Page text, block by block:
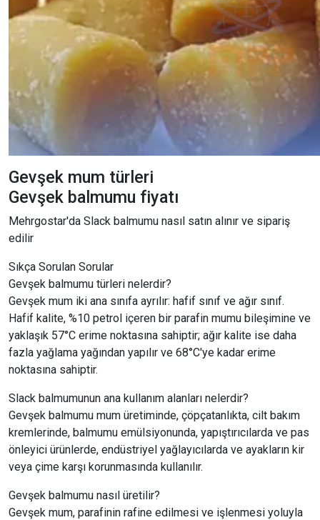
Gevşek mum türleri
Gevşek balmumu fiyatı
Mehrgostar'da Slack balmumu nasıl satın alınır ve sipariş
edilir
Sıkça Sorulan Sorular
Gevşek balmumu türleri nelerdir?
Gevşek mum iki ana sınıfa ayrılır: hafif sınıf ve ağır sınıf.
Hafif kalite, %10 petrol içeren bir parafin mumu bileşimine ve
yaklaşık 57°C erime noktasına sahiptir; ağır kalite ise daha
fazla yağlama yağından yapılır ve 68°C'ye kadar erime
noktasına sahiptir.
Slack balmumunun ana kullanım alanları nelerdir?
Gevşek balmumu mum üretiminde, çöpçatanlıkta, cilt bakım
kremlerinde, balmumu emülsiyonunda, yapıştırıcılarda ve pas
önleyici ürünlerde, endüstriyel yağlayıcılarda ve ayakların kir
veya çime karşı korunmasında kullanılır.
Gevşek balmumu nasıl üretilir?
Gevşek mum, parafinin rafine edilmesi ve işlenmesi yoluyla